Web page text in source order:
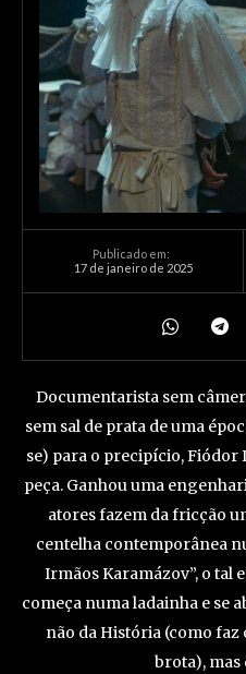
Publicado em:
17 de janeiro de 2025
Documentarista sem
sem sal de prata de uma
se) para o precipício, Fiódor
peça. Ganhou uma
atores fazem da fricção
centelha contemporânea
Irmãos Karamázov”, o tal
começa numa ladainha e se
não da História (como
brota), mas